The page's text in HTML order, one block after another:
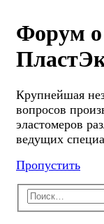
Форум
Крупнейшая
вопросов
эластомеров
ведущих
Пропустить